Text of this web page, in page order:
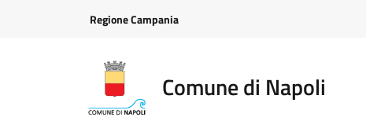
Regione Campania
Comune di Napoli